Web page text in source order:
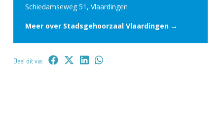
Schiedamseweg 51, Vlaardingen
Meer over Stadsgehoorzaal Vlaardingen →
Deel dit via: